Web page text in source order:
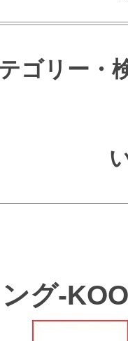
ゴリー・
グ-